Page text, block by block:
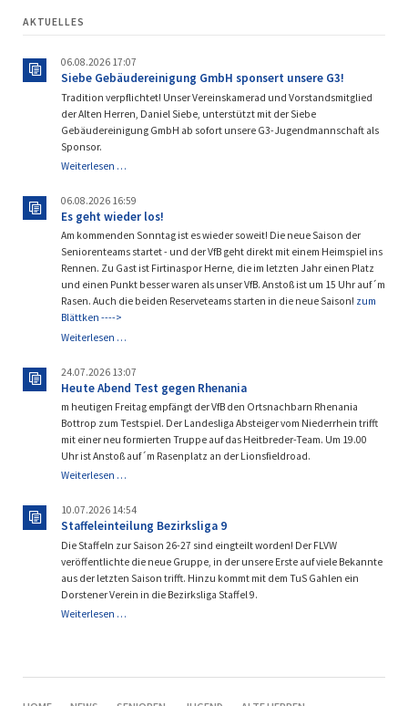
AKTUELLES
06.08.2026 17:07
Siebe Gebäudereinigung GmbH sponsert unsere G3!
Tradition verpflichtet! Unser Vereinskamerad und Vorstandsmitglied
der Alten Herren, Daniel Siebe, unterstützt mit der Siebe
Gebäudereinigung GmbH ab sofort unsere G3-Jugendmannschaft als
Sponsor.
Weiterlesen …Siebe
GmbH
sponsert
unsere
G3!
06.08.2026 16:59
Es geht wieder los!
Am kommenden Sonntag ist es wieder soweit! Die neue Saison der
Seniorenteams startet - und der VfB geht direkt mit einem Heimspiel ins
Rennen. Zu Gast ist Firtinaspor Herne, die im letzten Jahr einen Platz
und einen Punkt besser waren als unser VfB. Anstoß ist um 15 Uhr auf´m
Rasen. Auch die beiden Reserveteams starten in die neue Saison! zum
Blättken ---->
Weiterlesen …
wieder
los!
24.07.2026 13:07
Heute Abend Test gegen Rhenania
m heutigen Freitag empfängt der VfB den Ortsnachbarn Rhenania
Bottrop zum Testspiel. Der Landesliga Absteiger vom Niederrhein trifft
mit einer neu formierten Truppe auf das Heitbreder-Team. Um 19.00
Uhr ist Anstoß auf´m Rasenplatz an der Lionsfieldroad.
Weiterlesen …Heute
Test
gegen
Rhenania
10.07.2026 14:54
Staffeleinteilung Bezirksliga 9
Die Staffeln zur Saison 26-27 sind eingteilt worden! Der FLVW
veröffentlichte die neue Gruppe, in der unsere Erste auf viele Bekannte
aus der letzten Saison trifft. Hinzu kommt mit dem TuS Gahlen ein
Dorstener Verein in die Bezirksliga Staffel 9.
Weiterlesen …Staffeleinteilung